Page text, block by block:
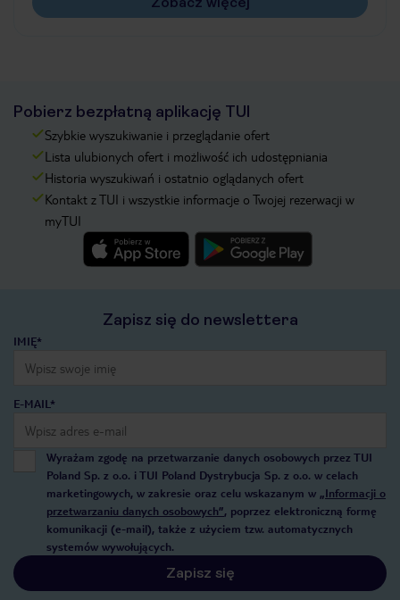
Pobierz bezpłatną aplikację TUI
Szybkie wyszukiwanie i przeglądanie ofert
Lista ulubionych ofert i możliwość ich udostępniania
Historia wyszukiwań i ostatnio oglądanych ofert
Kontakt z TUI i wszystkie informacje o Twojej rezerwacji w
myTUI
Zapisz się do newslettera
IMIĘ*
E-MAIL*
Wyrażam zgodę na przetwarzanie danych osobowych przez TUI
Poland Sp. z o.o. i TUI Poland Dystrybucja Sp. z o.o. w celach
marketingowych, w zakresie oraz celu wskazanym w „Informacji o
przetwarzaniu danych osobowych”, poprzez elektroniczną formę
komunikacji (e-mail), także z użyciem tzw. automatycznych
systemów wywołujących.
Zapisz się